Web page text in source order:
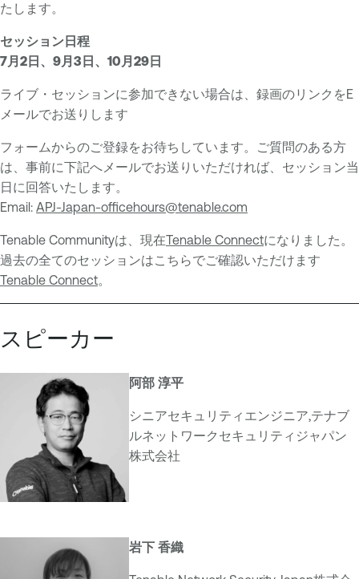
r
M
a
n
a
e
m
e
n
V
u
e
a
b
i
t
y
a
e
e
T
e
b
l
e
O
n
e
l
e
a
i
l
i
y
たします。
セッション日程
7月2日、9月3日、10月29日
ライブ・セッションに参加できない場合は、録画のリンクをE
メールでお送りします
フォームからのご登録をお待ちしています。ご質問のある方
は、事前に下記へメールでお送りいただければ、セッション当
日に回答いたします。
Email: APJ-Japan-officehours@tenable.com
Tenable Communityは、現在Tenable Connectになりました。
過去の全てのセッションはこちらでご確認いただけます
Tenable Connect。
スピーカー
阿部 淳平
シニアセキュリティエンジニア,テナブ
ルネットワークセキュリティジャパン
株式会社
岩下 香織